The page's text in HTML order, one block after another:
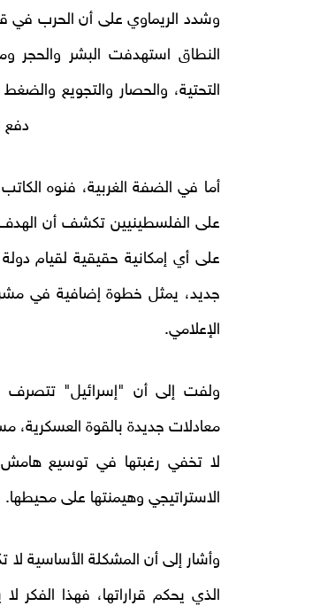
وشدد الريماوي على أن الحرب في
النطاق استهدفت البشر والحجر
التحتية، والحصار والتجويع
دفع
أما في الضفة الغربية، فنوه
على الفلسطينيين تكشف أن الهدف
على أي إمكانية حقيقية لقيام
جديد، يمثل خطوة إضافية في
الإعلامي.
ولفت إلى أن "إسرائيل" تتصرف
معادلات جديدة بالقوة العسكرية،
لا تخفي رغبتها في توسيع هامش
الاستراتيجي وهيمنتها على محيطها.
وأشار إلى أن المشكلة الأساسية
الذي يحكم قراراتها، فهذا الفكر